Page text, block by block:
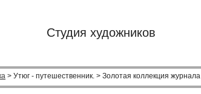
Студия художников
> Утюг - путешественник. > Золотая коллекция журнала